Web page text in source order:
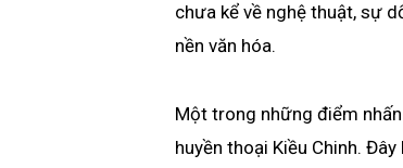
chưa kể về nghệ thuật, sự
nền văn hóa.
Một trong những điểm
huyền thoại Kiều Chinh.